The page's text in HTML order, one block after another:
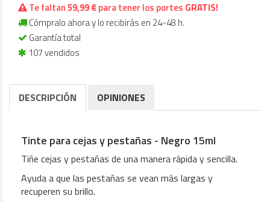
Te faltan59,99 €para tener los portes GRATIS!
Cómpralo ahora y lo recibirás en 24-48 h.
Garantía total
107 vendidos
DESCRIPCIÓN OPINIONES
Tinte para cejas y pestañas - Negro 15ml
Tiñe cejas y pestañas de una manera rápida y sencilla.
Ayuda a que las pestañas se vean más largas y
recuperen su brillo.